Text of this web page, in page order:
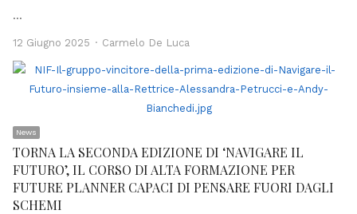
…
12 Giugno 2025 Author
Carmelo De Luca
News
TORNA LA SECONDA EDIZIONE DI ‘NAVIGARE IL
FUTURO’, IL CORSO DI ALTA FORMAZIONE PER
FUTURE PLANNER CAPACI DI PENSARE FUORI DAGLI
SCHEMI